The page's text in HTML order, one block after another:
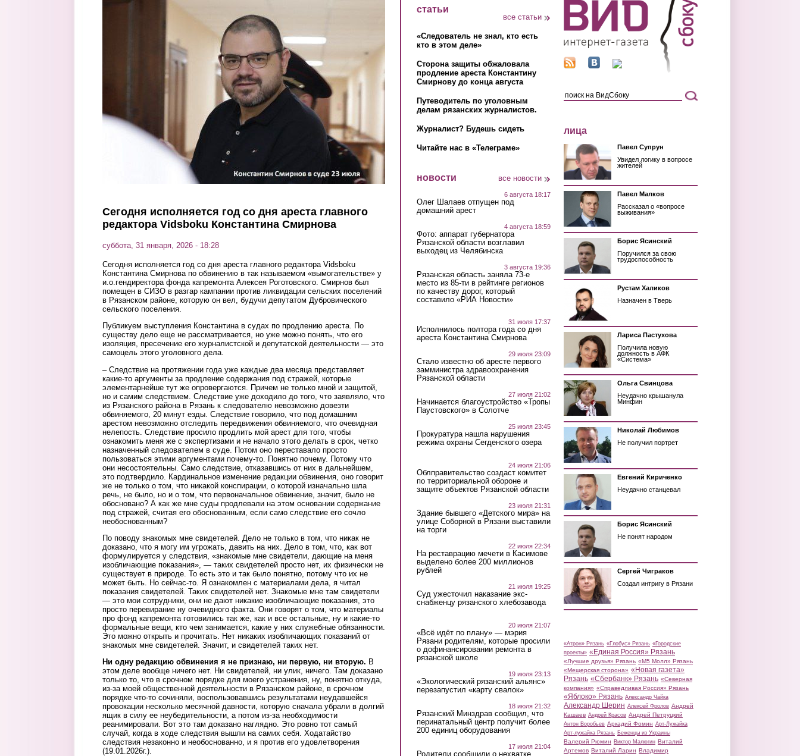
Перейти к основному содержанию
Сегодня исполняется год со дня ареста главного
редактора Vidsboku Константина Смирнова
суббота, 31 января, 2026 - 18:28
Сегодня исполняется год со дня ареста главного редактора Vidsboku
Константина Смирнова по обвинению в так называемом «вымогательстве» у
и.о.гендиректора фонда капремонта Алексея Роготовского. Смирнов был
помещен в СИЗО в разгар кампании против ликвидации сельских поселений
в Рязанском районе, которую он вел, будучи депутатом Дубровического
сельского поселения.
Публикуем выступления Константина в судах по продлению ареста. По
существу дело еще не рассматривается, но уже можно понять, что его
изоляция, пресечение его журналистской и депутатской деятельности — это
самоцель этого уголовного дела.
– Следствие на протяжении года уже каждые два месяца представляет
какие-то аргументы за продление содержания под стражей, которые
элементарнейше тут же опровергаются. Причем не только мной и защитой,
но и самим следствием. Следствие уже доходило до того, что заявляло, что
из Рязанского района в Рязань к следователю невозможно довезти
обвиняемого, 20 минут езды. Следствие говорило, что под домашним
арестом невозможно отследить передвижения обвиняемого, что очевидная
нелепость. Следствие просило продлить мой арест для того, чтобы
ознакомить меня же с экспертизами и не начало этого делать в срок, четко
назначенный следователем в суде. Потом оно переставало просто
пользоваться этими аргументами почему-то. Понятно почему. Потому что
они несостоятельны. Само следствие, отказавшись от них в дальнейшем,
это подтвердило. Кардинальное изменение редакции обвинения, оно говорит
же не только о том, что никакой конспирации, о которой изначально шла
речь, не было, но и о том, что первоначальное обвинение, значит, было не
обосновано? А как же мне суды продлевали на этом основании содержание
под стражей, считая его обоснованным, если само следствие его сочло
необоснованным?
По поводу знакомых мне свидетелей. Дело не только в том, что никак не
доказано, что я могу им угрожать, давить на них. Дело в том, что, как вот
формулируется у следствия, «знакомые мне свидетели, дающие на меня
изобличающие показания», — таких свидетелей просто нет, их физически не
существует в природе. То есть это и так было понятно, потому что их не
может быть. Но сейчас-то. Я ознакомлен с материалами дела, я читал
показания свидетелей. Таких свидетелей нет. Знакомые мне там свидетели
— это мои сотрудники, они не дают никакие изобличающие показания, это
просто перевирание ну очевидного факта. Они говорят о том, что материалы
про фонд капремонта готовились так же, как и все остальные, ну и какие-то
формальные вещи, кто чем занимается, какие у них служебные обязанности.
Это можно открыть и прочитать. Нет никаких изобличающих показаний от
знакомых мне свидетелей. Значит, и свидетелей таких нет.
Ни одну редакцию обвинения я не признаю, ни первую, ни вторую. В
этом деле вообще ничего нет. Ни свидетелей, ни улик, ничего. Там доказано
только то, что в срочном порядке для моего устранения, ну, понятно откуда,
из-за моей общественной деятельности в Рязанском районе, в срочном
порядке что-то сочиняли, воспользовавшись результатами неудавшейся
провокации несколько месячной давности, которую сначала убрали в долгий
ящик в силу ее неубедительности, а потом из-за необходимости
реанимировали. Вот это там доказано наглядно. Это ровно тот самый
случай, когда в ходе следствия вышли на самих себя. Ходатайство
следствия незаконно и необоснованно, и я против его удовлетворения
(19.01.2026г.).
статьи
все статьи
«Следователь не знал, кто есть
кто в этом деле»
Сторона защиты обжаловала
продление ареста Константину
Смирнову до конца августа
Путеводитель по уголовным
делам рязанских журналистов.
Журналист? Будешь сидеть
Читайте нас в «Телеграме»
новости все новости
6 августа 18:17
Олег Шалаев отпущен под
домашний арест
4 августа 18:59
Фото: аппарат губернатора
Рязанской области возглавил
выходец из Челябинска
3 августа 19:36
Рязанская область заняла 73-е
место из 85-ти в рейтинге регионов
по качеству дорог, который
составило «РИА Новости»
31 июля 17:37
Исполнилось полтора года со дня
ареста Константина Смирнова
29 июля 23:09
Стало известно об аресте первого
замминистра здравоохранения
Рязанской области
27 июля 21:02
Начинается благоустройство «Тропы
Паустовского» в Солотче
25 июля 23:45
Прокуратура нашла нарушения
режима охраны Сегденского озера
24 июля 21:06
Облправительство создаст комитет
по территориальной обороне и
защите объектов Рязанской области
23 июля 21:31
Здание бывшего «Детского мира» на
улице Соборной в Рязани выставили
на торги
22 июля 22:34
На реставрацию мечети в Касимове
выделено более 200 миллионов
рублей
21 июля 19:25
Суд ужесточил наказание экс-
снабженцу рязанского хлебозавода
20 июля 21:07
«Всё идёт по плану» — мэрия
Рязани родителям, которые просили
о дофинансировании ремонта в
рязанской школе
19 июля 23:13
«Экологический рязанский альянс»
перезапустил «карту свалок»
18 июля 21:32
Рязанский Минздрав сообщил, что
перинатальный центр получит более
200 единиц оборудования
17 июля 21:04
Родители сообщили о нехватке
лица
Павел Супрун
Увидел логику в вопросе
жителей
Павел Малков
Рассказал о «вопросе
выживания»
Борис Ясинский
Поручился за свою
трудоспособность
Рустам Халиков
Назначен в Тверь
Лариса Пастухова
Получила новую
должность в АФК
«Система»
Ольга Свинцова
Неудачно крышанула
Минфин
Николай Любимов
Не получил портрет
Евгений Кириченко
Неудачно станцевал
Борис Ясинский
Не понят народом
Сергей Чиграков
Создал интригу в Рязани
«Атрон» Рязань «Глобус» Рязань «Городские
проекты» «Единая Россия» Рязань
«Лучшие друзья» Рязань «М5 Молл» Рязань
«Мещерская сторона» «Новая газета»
Рязань «Сбербанк» Рязань «Северная
компания» «Справедливая Россия» Рязань
«Яблоко» Рязань Александр Чайка
Александр Шерин Алексей Фролов Андрей
Кашаев Андрей Красов Андрей Петруцкий
Антон Воробьев Аркадий Фомин Арт-Лужайка
Арт-лужайка Рязань Беженцы из Украины
Валерий Рюмин Виктор Малюгин Виталий
Артемов Виталий Ларин Владимир